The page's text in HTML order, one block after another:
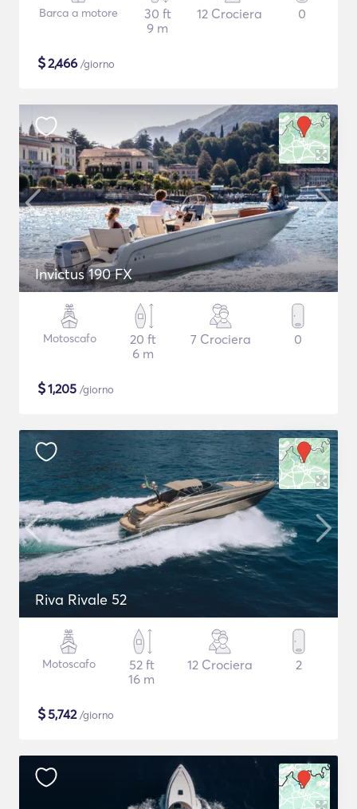
Barca a motore
30 ft
9 m
12 Crociera 0
$2,466 /giorno
Invictus 190 FX
Motoscafo
20 ft
6 m
7 Crociera 0
$1,205 /giorno
Riva Rivale 52
Motoscafo
52 ft
16 m
12 Crociera 2
$5,742/giorno